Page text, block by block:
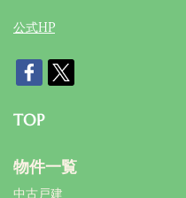
公式HP
TOP
物件一覧
中古戸建